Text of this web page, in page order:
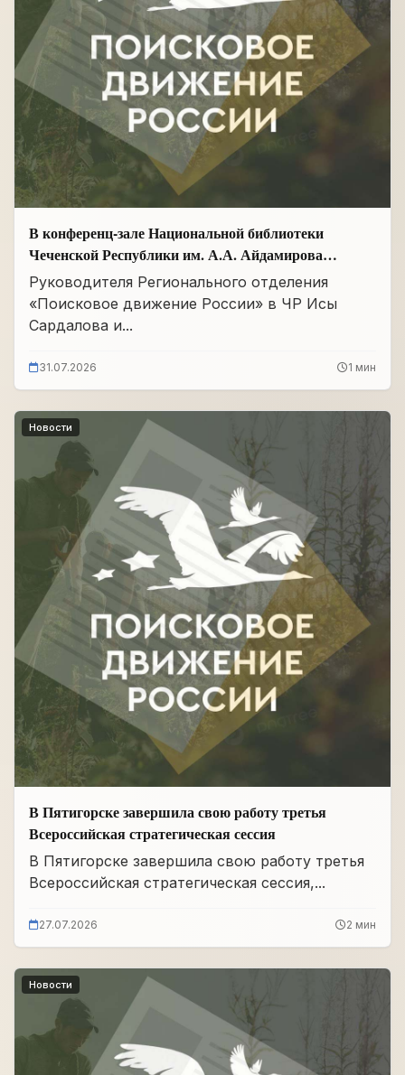
В конференц-зале Национальной библиотеки
Чеченской Республики им. А.А. Айдамирова
прошло заседание
Руководителя Регионального отделения
«Поисковое движение России» в ЧР Исы
Сардалова и...
31.07.2026 1 мин
Новости
В Пятигорске завершила свою работу третья
Всероссийская стратегическая сессия
В Пятигорске завершила свою работу третья
Всероссийская стратегическая сессия,...
27.07.2026 2 мин
Новости